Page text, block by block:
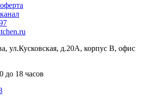
ул.Кусковская, д.20А, корпус В, офис
до 18 часов